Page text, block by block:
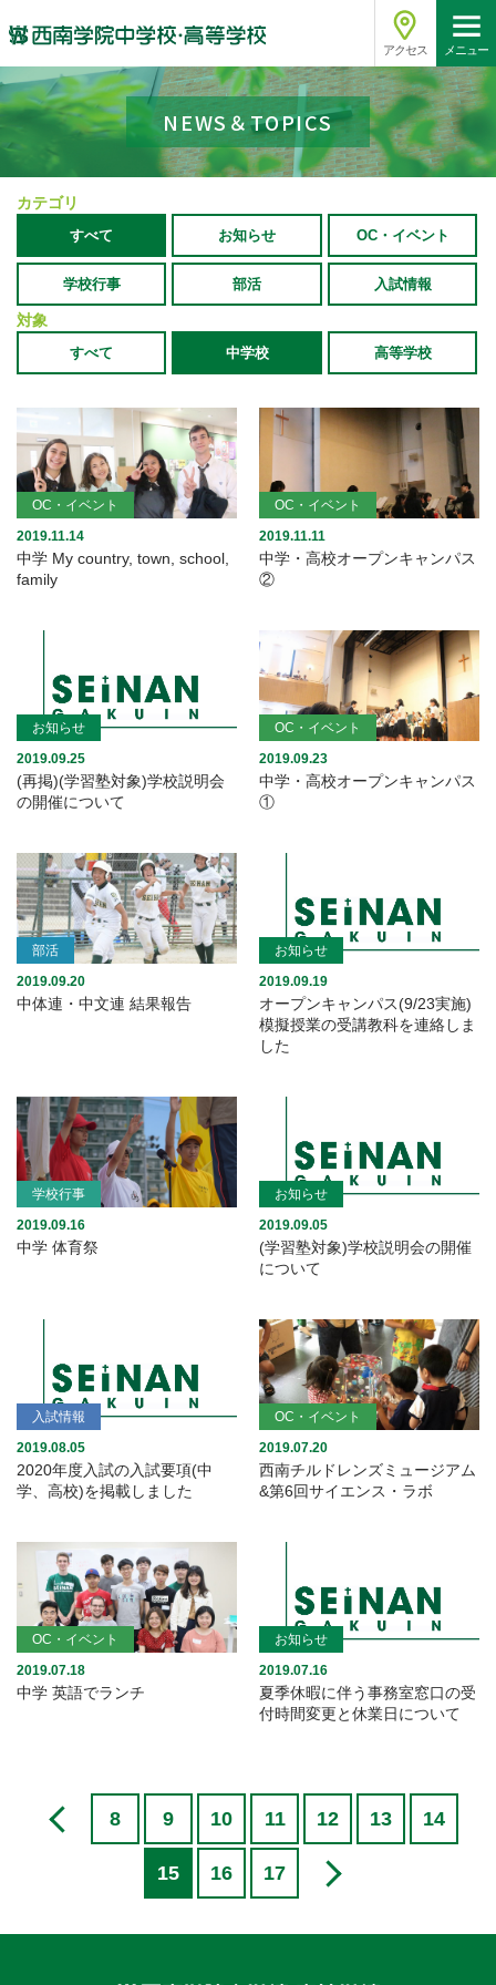
アクセス メニュー
NEWS＆TOPICS
カテゴリ
すべて お知らせ OC・イベント
学校行事 部活 入試情報
対象
すべて 中学校 高等学校
OC・イベント
2019.11.14
中学 My country, town, school,
family
OC・イベント
2019.11.11
中学・高校オープンキャンパス
②
お知らせ
2019.09.25
(再掲)(学習塾対象)学校説明会
の開催について
OC・イベント
2019.09.23
中学・高校オープンキャンパス
①
部活
2019.09.20
中体連・中文連 結果報告
お知らせ
2019.09.19
オープンキャンパス(9/23実施)
模擬授業の受講教科を連絡しま
した
学校行事
2019.09.16
中学 体育祭
お知らせ
2019.09.05
(学習塾対象)学校説明会の開催
について
入試情報
2019.08.05
2020年度入試の入試要項(中
学、高校)を掲載しました
OC・イベント
2019.07.20
西南チルドレンズミュージアム
&第6回サイエンス・ラボ
OC・イベント
2019.07.18
中学 英語でランチ
お知らせ
2019.07.16
夏季休暇に伴う事務室窓口の受
付時間変更と休業日について
8 9 10 11 12 13 14
15 16 17